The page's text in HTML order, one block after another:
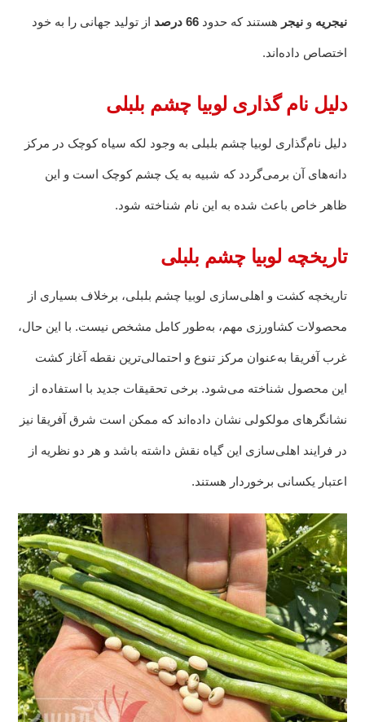
نیجریه و نیجر هستند که حدود از تولید جهانی را به خود
اختصاص داده‌اند.
دلیل نام گذاری لوبیا چشم بلبلی
دلیل نام‌گذاری لوبیا چشم بلبلی به وجود لکه سیاه کوچک در مرکز
دانه‌های آن برمی‌گردد که شبیه به یک چشم کوچک است و این
ظاهر خاص باعث شده به این نام شناخته شود.
تاریخچه لوبیا چشم بلبلی
تاریخچه کشت و اهلی‌سازی لوبیا چشم بلبلی، برخلاف بسیاری از
محصولات کشاورزی مهم، به‌طور کامل مشخص نیست. با این حال،
غرب آفریقا به‌عنوان مرکز تنوع و احتمالی‌ترین نقطه آغاز کشت
این محصول شناخته می‌شود. برخی تحقیقات جدید با استفاده از
نشانگرهای مولکولی نشان داده‌اند که ممکن است شرق آفریقا نیز
در فرایند اهلی‌سازی این گیاه نقش داشته باشد و هر دو نظریه از
اعتبار یکسانی برخوردار هستند.